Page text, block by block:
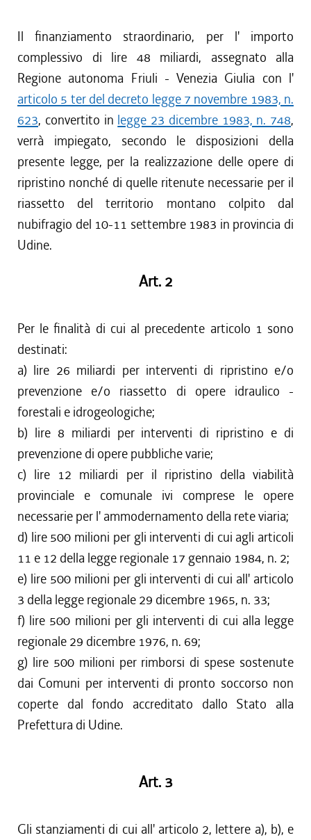
Il finanziamento straordinario, per l' importo
complessivo di lire 48 miliardi, assegnato alla
Regione autonoma Friuli - Venezia Giulia con l'
articolo 5 ter del decreto legge 7 novembre 1983, n.
623, convertito in legge 23 dicembre 1983, n. 748,
verrà impiegato, secondo le disposizioni della
presente legge, per la realizzazione delle opere di
ripristino nonché di quelle ritenute necessarie per il
riassetto del territorio montano colpito dal
nubifragio del 10-11 settembre 1983 in provincia di
Udine.
Art. 2
Per le finalità di cui al precedente articolo 1 sono
destinati:
a) lire 26 miliardi per interventi di ripristino e/o
prevenzione e/o riassetto di opere idraulico -
forestali e idrogeologiche;
b) lire 8 miliardi per interventi di ripristino e di
prevenzione di opere pubbliche varie;
c) lire 12 miliardi per il ripristino della viabilità
provinciale e comunale ivi comprese le opere
necessarie per l' ammodernamento della rete viaria;
d) lire 500 milioni per gli interventi di cui agli articoli
11 e 12 della legge regionale 17 gennaio 1984, n. 2;
e) lire 500 milioni per gli interventi di cui all' articolo
3 della legge regionale 29 dicembre 1965, n. 33;
f) lire 500 milioni per gli interventi di cui alla legge
regionale 29 dicembre 1976, n. 69;
g) lire 500 milioni per rimborsi di spese sostenute
dai Comuni per interventi di pronto soccorso non
coperte dal fondo accreditato dallo Stato alla
Prefettura di Udine.
Art. 3
Gli stanziamenti di cui all' articolo 2, lettere a), b), e